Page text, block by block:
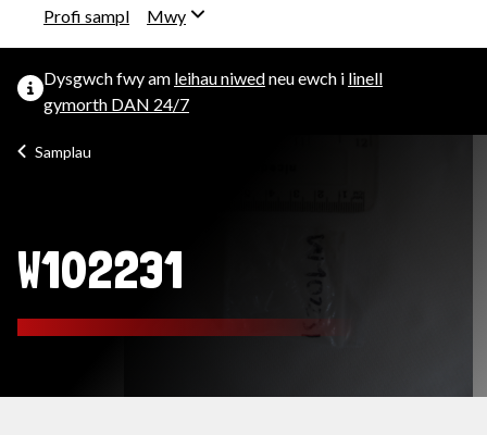
Profi sampl Mwy
Dysgwch fwy am leihau niwedneu ewch i linell
gymorth DAN 24/7
Samplau
W102231